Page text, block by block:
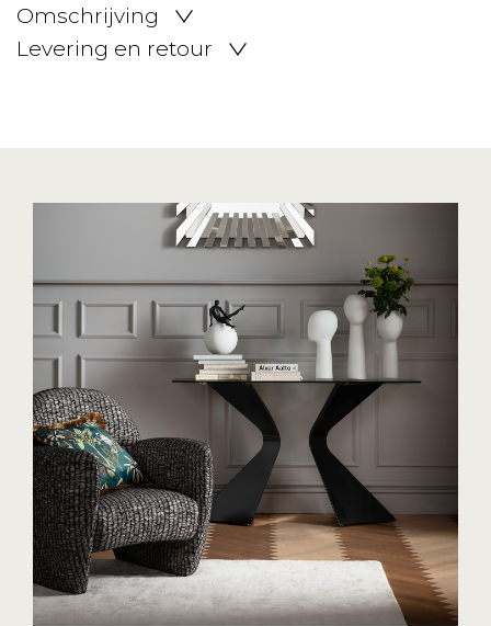
Omschrijving
Levering en retour